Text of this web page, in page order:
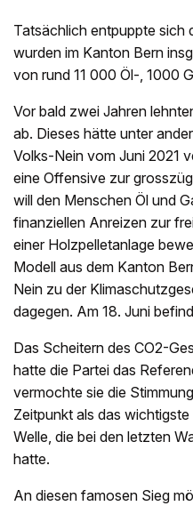
Tatsächlich entpuppte sich
wurden im Kanton Bern
von rund 11 000 Öl-, 1000
Vor bald zwei Jahren
ab. Dieses hätte unter
Volks-Nein vom Juni 2021
eine Offensive zur
will den Menschen Öl und
finanziellen Anreizen zur
einer Holzpelletanlage
Modell aus dem Kanton
Nein zu der
dagegen. Am 18. Juni
Das Scheitern des CO2-
hatte die Partei das
vermochte sie die
Zeitpunkt als das
Welle, die bei den letzten
hatte.
An diesen famosen Sieg